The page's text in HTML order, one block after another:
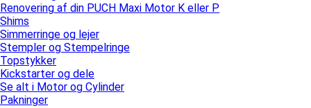
Renovering af din PUCH Maxi Motor K eller P
Shims
Simmerringe og lejer
Stempler og Stempelringe
Topstykker
Kickstarter og dele
Se alt i Motor og Cylinder
Pakninger